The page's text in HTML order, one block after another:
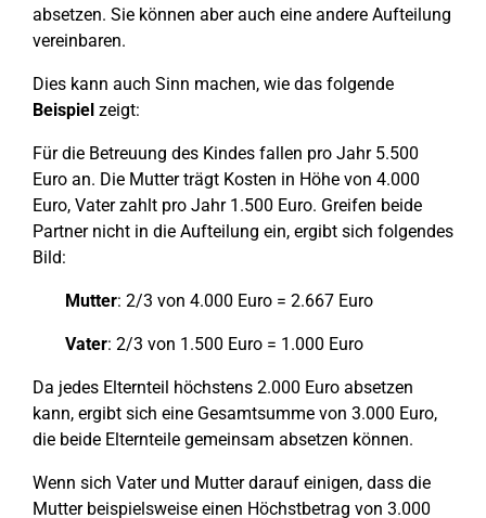
absetzen. Sie können aber auch eine andere Aufteilung
vereinbaren.
Dies kann auch Sinn machen, wie das folgende
Beispiel zeigt:
Für die Betreuung des Kindes fallen pro Jahr 5.500
Euro an. Die Mutter trägt Kosten in Höhe von 4.000
Euro, Vater zahlt pro Jahr 1.500 Euro. Greifen beide
Partner nicht in die Aufteilung ein, ergibt sich folgendes
Bild:
Mutter: 2/3 von 4.000 Euro = 2.667 Euro
Vater: 2/3 von 1.500 Euro = 1.000 Euro
Da jedes Elternteil höchstens 2.000 Euro absetzen
kann, ergibt sich eine Gesamtsumme von 3.000 Euro,
die beide Elternteile gemeinsam absetzen können.
Wenn sich Vater und Mutter darauf einigen, dass die
Mutter beispielsweise einen Höchstbetrag von 3.000